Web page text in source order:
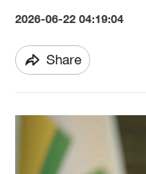
2026-06-22 04:19:04
Share